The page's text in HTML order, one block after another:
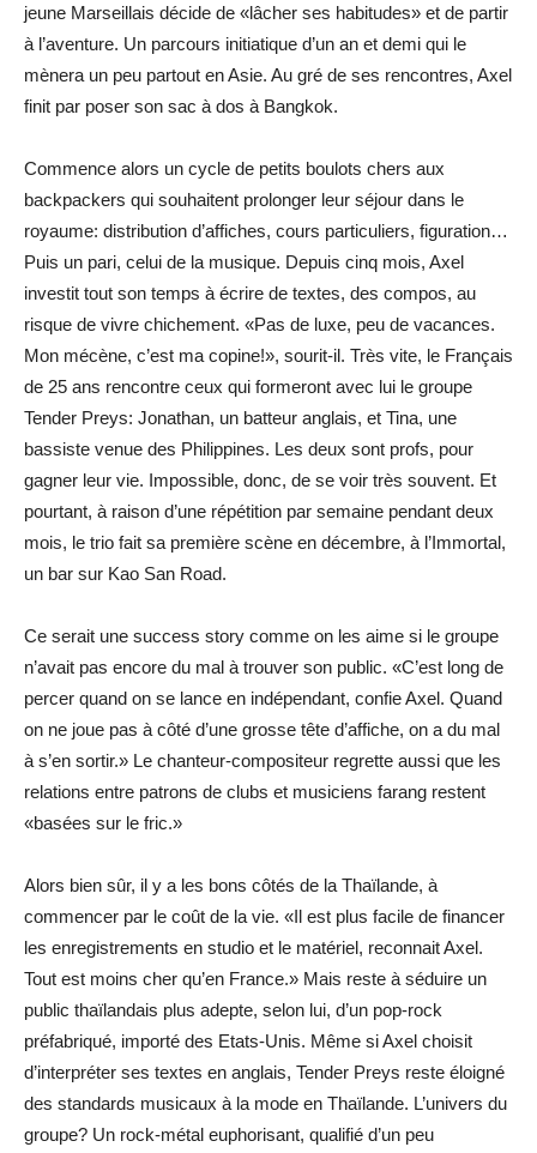
jeune Marseillais décide de «lâcher ses habitudes» et de partir
à l’aventure. Un parcours initiatique d’un an et demi qui le
mènera un peu partout en Asie. Au gré de ses rencontres, Axel
finit par poser son sac à dos à Bangkok.
Commence alors un cycle de petits boulots chers aux
backpackers qui souhaitent prolonger leur séjour dans le
royaume: distribution d’affiches, cours particuliers, figuration…
Puis un pari, celui de la musique. Depuis cinq mois, Axel
investit tout son temps à écrire de textes, des compos, au
risque de vivre chichement. «Pas de luxe, peu de vacances.
Mon mécène, c’est ma copine!», sourit-il. Très vite, le Français
de 25 ans rencontre ceux qui formeront avec lui le groupe
Tender Preys: Jonathan, un batteur anglais, et Tina, une
bassiste venue des Philippines. Les deux sont profs, pour
gagner leur vie. Impossible, donc, de se voir très souvent. Et
pourtant, à raison d’une répétition par semaine pendant deux
mois, le trio fait sa première scène en décembre, à l’Immortal,
un bar sur Kao San Road.
Ce serait une success story comme on les aime si le groupe
n’avait pas encore du mal à trouver son public. «C’est long de
percer quand on se lance en indépendant, confie Axel. Quand
on ne joue pas à côté d’une grosse tête d’affiche, on a du mal
à s’en sortir.» Le chanteur-compositeur regrette aussi que les
relations entre patrons de clubs et musiciens farang restent
«basées sur le fric.»
Alors bien sûr, il y a les bons côtés de la Thaïlande, à
commencer par le coût de la vie. «Il est plus facile de financer
les enregistrements en studio et le matériel, reconnait Axel.
Tout est moins cher qu’en France.» Mais reste à séduire un
public thaïlandais plus adepte, selon lui, d’un pop-rock
préfabriqué, importé des Etats-Unis. Même si Axel choisit
d’interpréter ses textes en anglais, Tender Preys reste éloigné
des standards musicaux à la mode en Thaïlande. L’univers du
groupe? Un rock-métal euphorisant, qualifié d’un peu